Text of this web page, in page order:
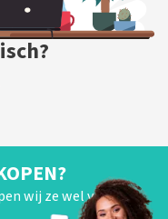
wij ze wel van je!